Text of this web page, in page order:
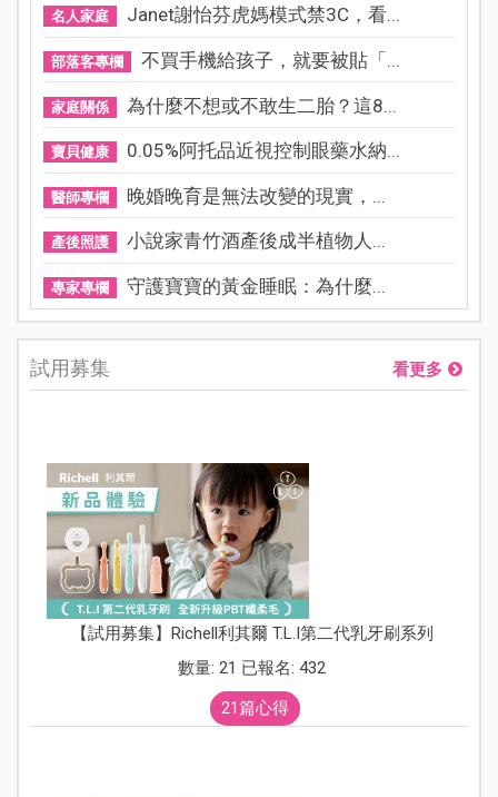
名人家庭 Janet謝怡芬虎媽模式禁3C，看...
部落客專欄 不買手機給孩子，就要被貼「...
家庭關係 為什麼不想或不敢生二胎？這8...
寶貝健康 0.05%阿托品近視控制眼藥水納...
醫師專欄 晚婚晚育是無法改變的現實，...
產後照護 小說家青竹酒產後成半植物人...
專家專欄 守護寶寶的黃金睡眠：為什麼...
試用募集 看更多
【試用募集】Richell利其爾 T.L.I第二代乳牙刷系列
數量: 21 已報名: 432
21篇心得